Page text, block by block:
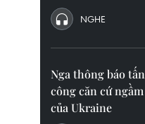
NGHE
Nga thông báo tấn
công căn cứ ngầm
của Ukraine